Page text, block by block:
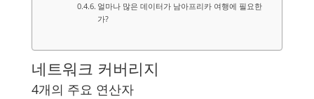
얼마나 많은 데이터가 남아프리카 여행에 필요한
가?
네트워크 커버리지
4개의 주요 연산자